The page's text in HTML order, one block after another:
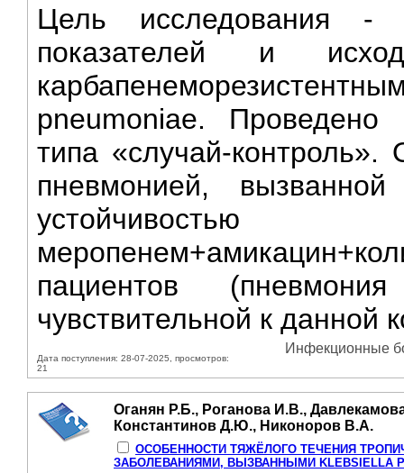
Цель исследования -
показателей и
pneumoniae. Проведено
типа «случай-
пневмонией,
пациентов
чувствительной к данной
Дата поступления: 28-07-2025, просмотров:
21
Инфекционные
Оганян Р.Б., Роганова И.В.,
Константинов Д.Ю., Никоноров В.А.
ОСОБЕННОСТИ ТЯЖЁЛОГО ТЕЧЕНИЯ
ЗАБОЛЕВАНИЯМИ, ВЫЗВАННЫМИ KLEBSIELLA